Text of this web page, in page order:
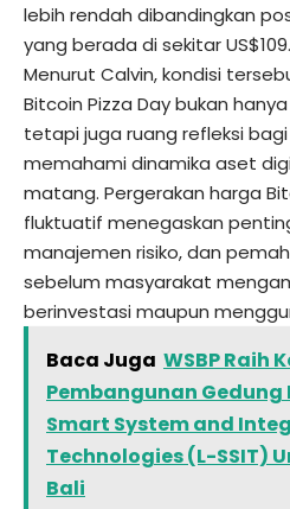
lebih rendah dibandingkan
yang berada di sekitar
Menurut Calvin, kondisi
Bitcoin Pizza Day bukan
tetapi juga ruang refleksi
memahami dinamika aset
matang. Pergerakan harga
fluktuatif menegaskan
manajemen risiko, dan
sebelum masyarakat
berinvestasi maupun
Baca Juga WSBP Raih
Pembangunan
Smart System and
Technologies (L-SSIT)
Bali